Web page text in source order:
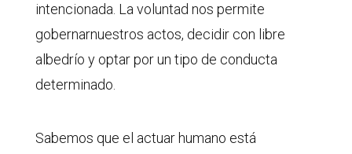
intencionada. La voluntad nos permite
gobernarnuestros actos, decidir con libre
albedrío y optar por un tipo de conducta
determinado.
Sabemos que el actuar humano está